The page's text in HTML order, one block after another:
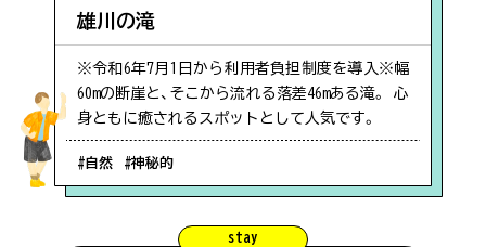
雄川の滝
※令和6年7月1日から利用者負担制度を導入※幅
60mの断崖と、そこから流れる落差46mある滝。 心
身ともに癒されるスポットとして人気です。
#自然 #神秘的
stay